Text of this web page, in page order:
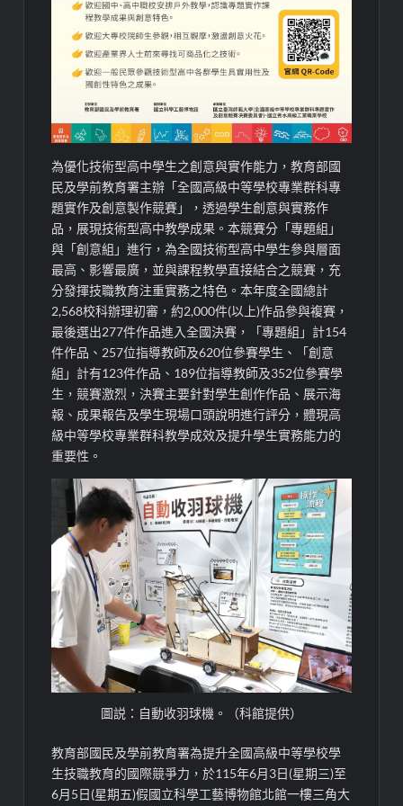
為優化技術型高中學生之創意與實作能力，教育部國
民及學前教育署主辦 「全國高級中等學校專業群科專
題實作及創意製作競賽」，透過學生創意與實務作
品，展現技術型高中教學成果。本競賽分「專題組」
與「創意組」進行，為全國技術型高中學生參與層面
最高、影響最廣，並與課程教學直接結合之競賽，充
分發揮技職教育注重實務之特色。本年度全國總計
2,568校科辦理初審，約2,000件(以上)作品參與複賽，
最後選出277件作品進入全國決賽 ， 「專題組」計154
件作品、 257位指導教師及620位參賽學生、「創意
組」計有123件作品、 189位指導教師及352位參賽學
生 ，競賽激烈，決賽主要針對學生創作作品、展示海
報、成果報告及學生現場口頭說明進行評分，體現高
級中等學校專業群科教學成效及提升學生實務能力的
重要性。
圖説：自動收羽球機。（科館提供）
教育部國民及學前教育署為提升全國高級中等學校學
生技職教育的國際競爭力，於115年6月3日(星期三)至
6月5日(星期五)假國立科學工藝博物館北館一樓三角大